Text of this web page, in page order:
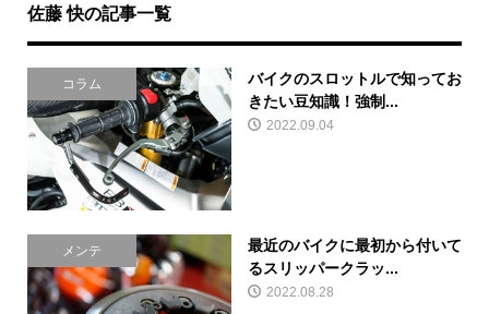
佐藤 快の記事一覧
コラム
バイクのスロットルで知ってお
きたい豆知識！強制...
2022.09.04
メンテ
最近のバイクに最初から付いて
るスリッパークラッ...
2022.08.28